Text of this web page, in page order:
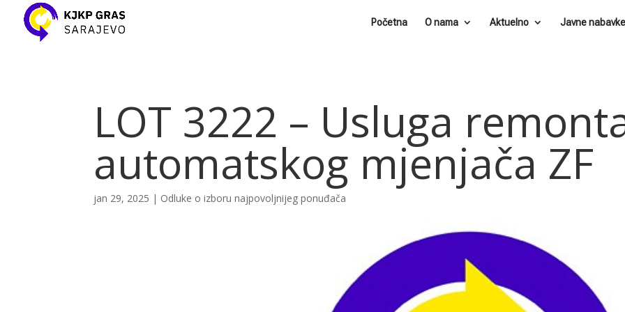
Početna O nama Aktuelno Javne nabavke
LOT 3222 – Usluga
automatskog mjenjača ZF
jan 29, 2025 | Odluke o izboru najpovoljnijeg ponuđača